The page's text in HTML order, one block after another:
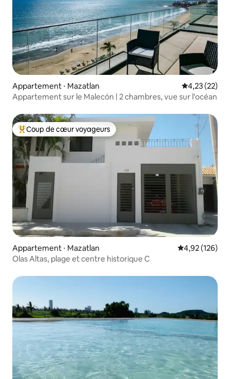
Appartement ⋅ Mazatlan Évaluation
4,23 (22)
Appartement sur le Malecón | 2 chambres, vue sur l'océan
Coups de cœur voyageurs les plus appréciés
Coup de cœur voyageurs
Appartement ⋅ Mazatlan Évaluation
4,92 (126)
Olas Altas, plage et centre historique C